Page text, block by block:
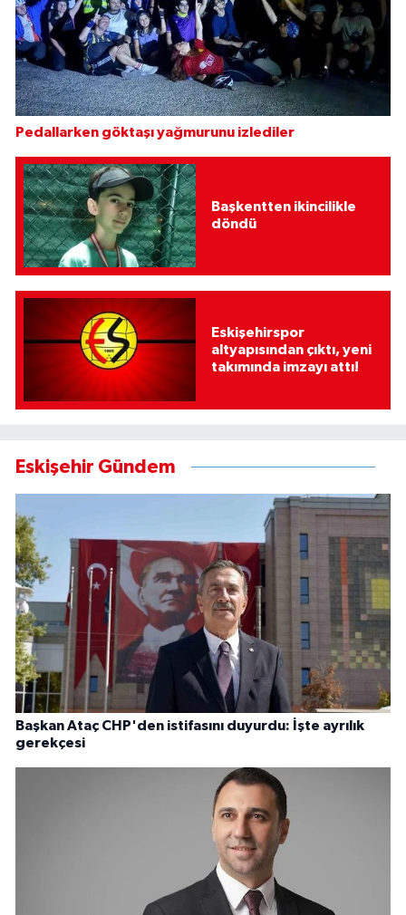
Pedallarken göktaşı yağmurunu izlediler
Başkentten ikincilikle
döndü
Eskişehirspor
altyapısından çıktı, yeni
takımında imzayı attı!
Eskişehir Gündem
Başkan Ataç CHP'den istifasını duyurdu: İşte ayrılık
gerekçesi